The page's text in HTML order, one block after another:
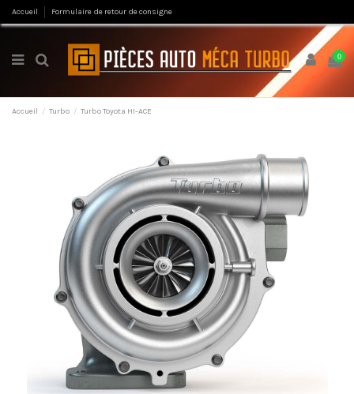
Accueil Formulaire de retour de consigne
0
Accueil Turbo Turbo Toyota HI-ACE